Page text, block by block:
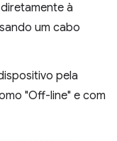
à
um cabo
pela
"Off-line" e com